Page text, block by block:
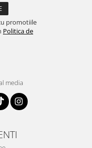
promotiile
Politica de
media